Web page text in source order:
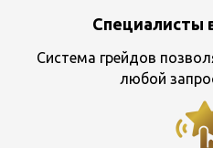
Специалисты
Система грейдов
любой